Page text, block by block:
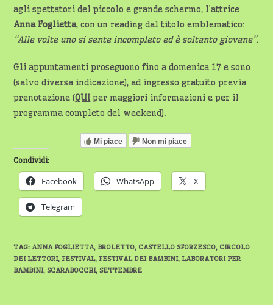
agli spettatori del piccolo e grande schermo, l’attrice
Anna Foglietta, con un reading dal titolo emblematico:
“Alle volte uno si sente incompleto ed è soltanto giovane”.
Gli appuntamenti proseguono fino a domenica 17 e sono
(salvo diversa indicazione), ad ingresso gratuito previa
prenotazione (QUI per maggiori informazioni e per il
programma completo del weekend).
Mi piace Non mi piace
Condividi:
Facebook WhatsApp X
Telegram
TAG: ANNA FOGLIETTA, BROLETTO, CASTELLO SFORZESCO, CIRCOLO
DEI LETTORI, FESTIVAL, FESTIVAL DEI BAMBINI, LABORATORI PER
BAMBINI, SCARABOCCHI, SETTEMBRE